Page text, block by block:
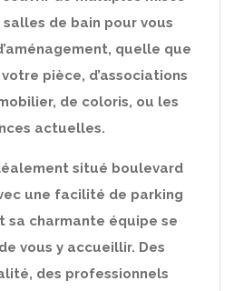
de bain pour vous
quelle que
pièce, d’associations
de coloris, ou les
actuelles.
situé boulevard
une facilité de parking
sa charmante équipe se
vous y accueillir. Des
des professionnels